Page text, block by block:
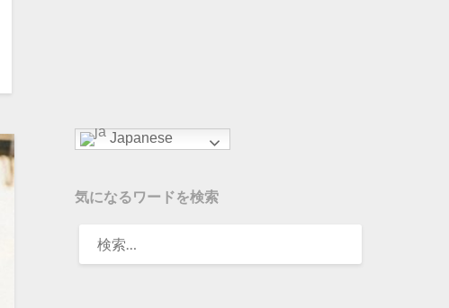
Japanese
気になるワードを検索